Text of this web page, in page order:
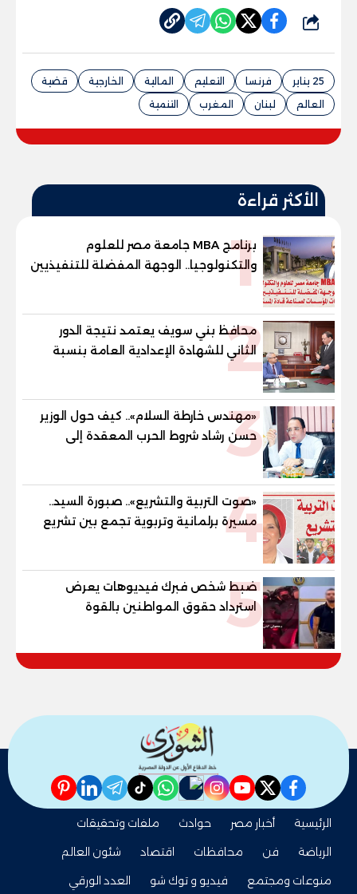
شارك
25 يناير فرنسا التعليم المالية الخارجية
قضية
العالم
لبنان المغرب التنمية
الأكثر قراءة
1
برنامج MBA جامعة مصر للعلوم
والتكنولوجيا.. الوجهة المفضلة للتنفيذيين
وقيادات المؤسسات لصناعة قادة
2
محافظ بني سويف يعتمد نتيجة الدور
الثاني للشهادة الإعدادية العامة بنسبة
والنور للمكفوفين
3
«مهندس خارطة السلام».. كيف حول الوزير
حسن رشاد شروط الحرب المعقدة إلى
"خارطة طريق" للانسحاب والإعمار؟
4
«صوت التربية والتشريع».. صبورة السيد..
مسيرة برلمانية وتربوية تجمع بين تشريع
القوانين وصناعة الأجيال لبناء الإنسان
5
ضبط شخص فبرك فيديوهات يعرض
استرداد حقوق المواطنين بالقوة
facebook
twitter
youtube
instagram
nabd
whatsapp
tiktok
telegram
linkedin
pinterest
الرئيسية أخبار مصر حوادث
ملفات وتحقيقات
الرياضة
فن محافظات اقتصاد
شئون العالم
منوعات ومجتمع
فيديو و توك شو العدد الورقي